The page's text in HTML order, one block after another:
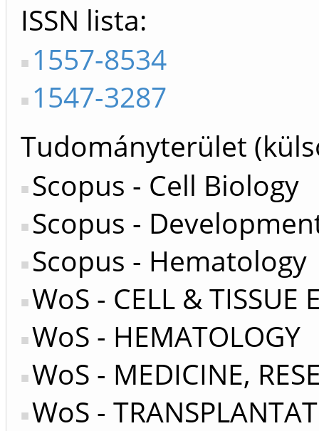
ISSN lista
1557-8534
1547-3287
Tudományterület
Scopus - Cell Biology
Scopus -
Scopus - Hematology
WoS - CELL & TISSUE
WoS - HEMATOLOGY
WoS - MEDICINE,
WoS -